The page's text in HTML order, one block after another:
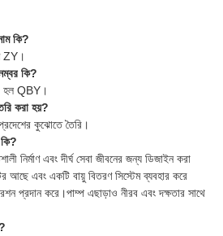
কি?
ZY।
কি?
হল QBY।
করা হয়?
কুঝোতে তৈরি।
নির্মাণ এবং দীর্ঘ সেবা জীবনের জন্য ডিজাইন করা
আছে এবং একটি বায়ু বিতরণ সিস্টেম ব্যবহার করে
প্রদান করে।পাম্প এছাড়াও নীরব এবং দক্ষতার সাথে